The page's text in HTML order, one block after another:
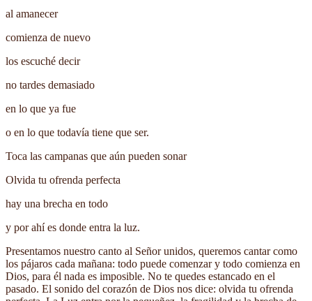
al amanecer
comienza de nuevo
los escuché decir
no tardes demasiado
en lo que ya fue
o en lo que todavía tiene que ser.
Toca las campanas que aún pueden sonar
Olvida tu ofrenda perfecta
hay una brecha en todo
y por ahí es donde entra la luz.
Presentamos nuestro canto al Señor unidos, queremos cantar como
los pájaros cada mañana: todo puede comenzar y todo comienza en
Dios, para él nada es imposible. No te quedes estancado en el
pasado. El sonido del corazón de Dios nos dice: olvida tu ofrenda